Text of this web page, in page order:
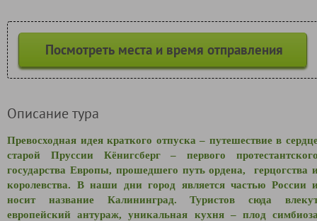
Посмотреть места и время отправления
Описание тура
Превосходная идея краткого отпуска – путешествие в
старой Пруссии Кёнигсберг – первого
государства Европы, прошедшего путь ордена, герцогства
королевства. В наши дни город является частью России
носит название Калининград. Туристов сюда
европейский антураж, уникальная кухня – плод